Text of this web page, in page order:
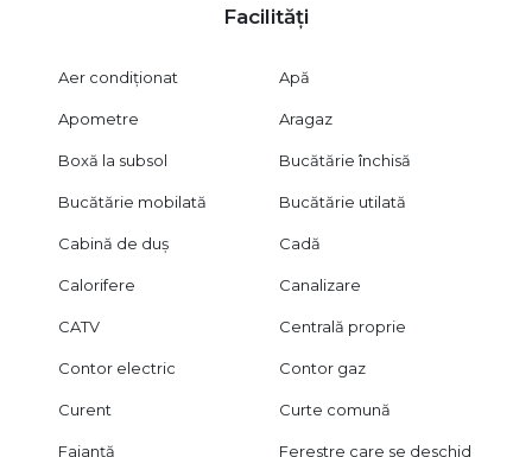
Facilități
Aer condiționat Apă
Apometre Aragaz
Boxă la subsol Bucătărie închisă
Bucătărie mobilată Bucătărie utilată
Cabină de duș Cadă
Calorifere Canalizare
CATV Centrală proprie
Contor electric Contor gaz
Curent Curte comună
Faianță Ferestre care se deschid